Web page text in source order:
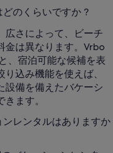
のくらいですか ?
広さによって、ビーチ
金は異なります。Vrbo
、宿泊可能な候補を表
込み機能を使えば、
設備を備えたバケーシ
ます。
レンタルはありますか